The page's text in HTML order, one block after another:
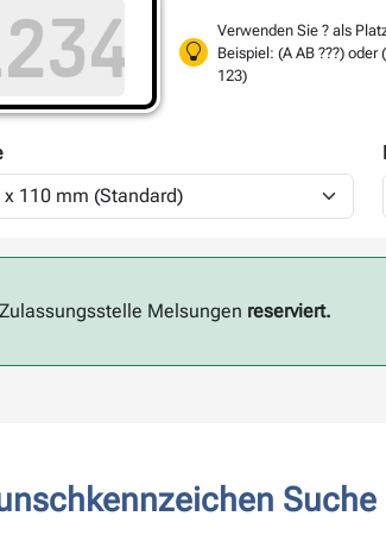
Verwenden Sie ? als
Beispiel: (A AB ???) oder
123)
Melsungen reserviert.
Suche